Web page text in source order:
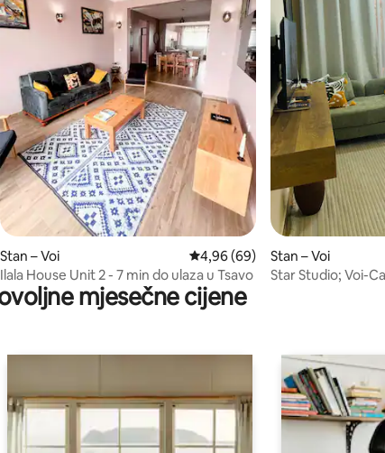
4,96/5, recenzija: 257
Stan – Voi Prosječna ocjena: 4,96/5,
4,96 (69)
Ilala House Unit 2 - 7 min do ulaza u Tsavo
Stan – Voi
Star Studio; Voi-
mjesečne cijene